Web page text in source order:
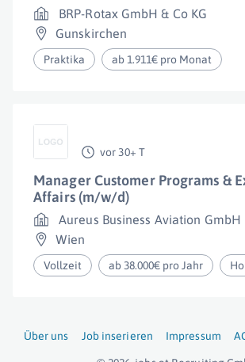
BRP-Rotax GmbH & Co KG
Gunskirchen
Praktika ab 1.911€ pro Monat
vor 30+ T
Manager Customer Programs &
Affairs (m/w/d)
Aureus Business Aviation GmbH
Wien
Vollzeit ab 38.000€ pro Jahr
Über uns Job inserieren Impressum